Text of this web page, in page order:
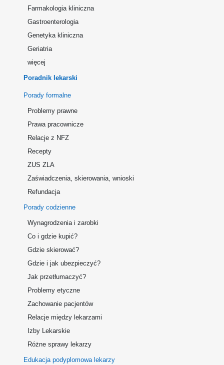
Farmakologia kliniczna
Gastroenterologia
Genetyka kliniczna
Geriatria
więcej
Poradnik lekarski
Porady formalne
Problemy prawne
Prawa pracownicze
Relacje z NFZ
Recepty
ZUS ZLA
Zaświadczenia, skierowania, wnioski
Refundacja
Porady codzienne
Wynagrodzenia i zarobki
Co i gdzie kupić?
Gdzie skierować?
Gdzie i jak ubezpieczyć?
Jak przetłumaczyć?
Problemy etyczne
Zachowanie pacjentów
Relacje między lekarzami
Izby Lekarskie
Różne sprawy lekarzy
Edukacja podyplomowa lekarzy